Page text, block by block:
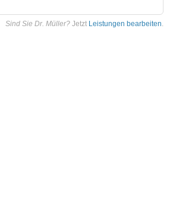
Sind Sie Dr. Müller? Jetzt Leistungen bearbeiten.